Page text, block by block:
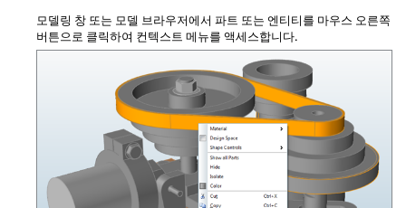
모델링 창 또는 모델 브라우저에서 파트 또는 엔티티를 마우스 오른쪽
버튼으로 클릭하여 컨텍스트 메뉴를 액세스합니다.